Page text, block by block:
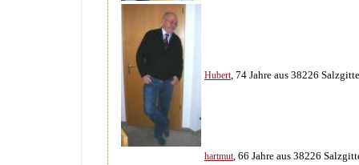
Hubert, 74 Jahre aus 38226
hartmut, 66 Jahre aus 38226